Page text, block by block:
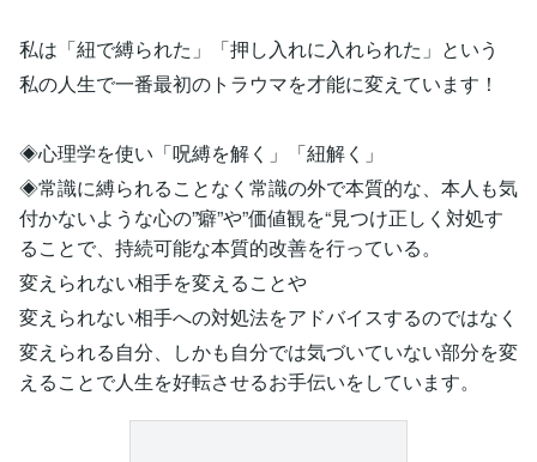
私は「紐で縛られた」「押し入れに入れられた」という
私の人生で一番最初のトラウマを才能に変えています！
◈心理学を使い「呪縛を解く」「紐解く」
◈常識に縛られることなく常識の外で本質的な、本人も気
付かないような心の”癖”や”価値観を“見つけ正しく対処す
ることで、持続可能な本質的改善を行っている。
変えられない相手を変えることや
変えられない相手への対処法をアドバイスするのではなく
変えられる自分、しかも自分では気づいていない部分を変
えることで人生を好転させるお手伝いをしています。